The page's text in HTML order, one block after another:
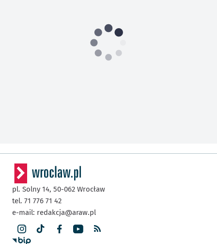
pl. Solny 14, 50-062 Wrocław
tel. 71 776 71 42
e-mail: redakcja@araw.pl